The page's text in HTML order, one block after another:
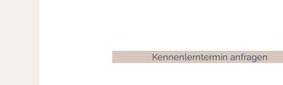
Kennenlerntermin anfragen